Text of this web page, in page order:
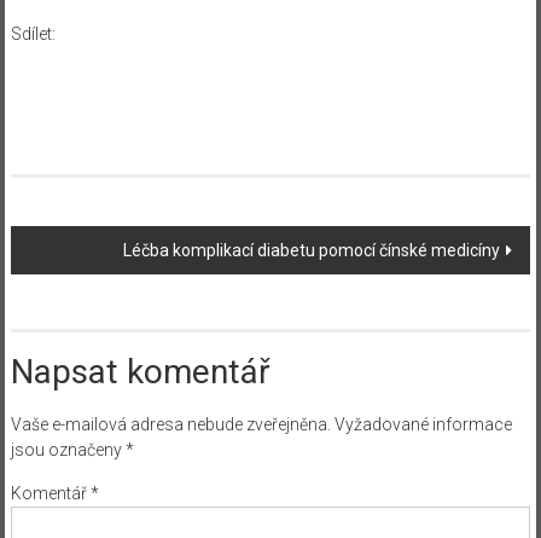
Sdílet:
NavigaceLéčba komplikací diabetu pomocí čínské medicíny
Napsat komentář
Vaše e-mailová adresa nebude zveřejněna. Vyžadované informace
jsou označeny*
Komentář*